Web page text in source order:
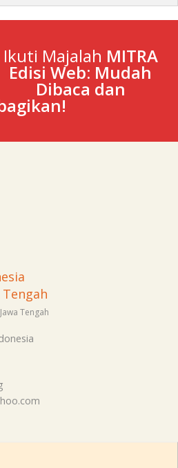
Ikuti Majalah MITRA
Edisi Web: Mudah
Dibaca dan
Tengah
Tengah